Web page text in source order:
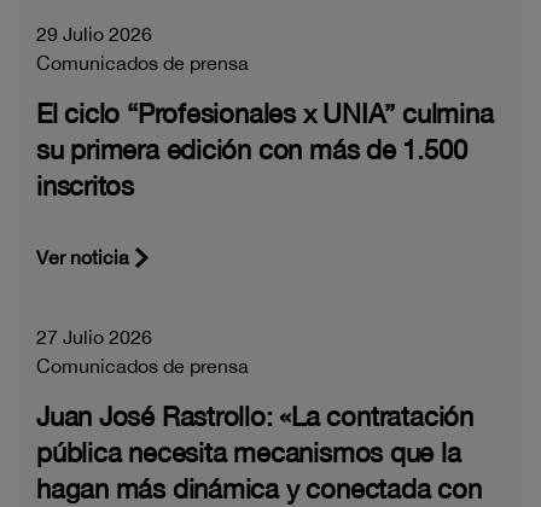
29 Julio 2026
Comunicados de prensa
El ciclo “Profesionales x UNIA” culmina
su primera edición con más de 1.500
inscritos
Ver noticia
27 Julio 2026
Comunicados de prensa
Juan José Rastrollo: «La contratación
pública necesita mecanismos que la
hagan más dinámica y conectada con